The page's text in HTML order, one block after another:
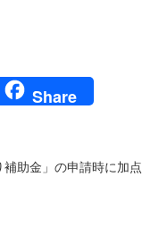
Share
助金」の申請時に加点